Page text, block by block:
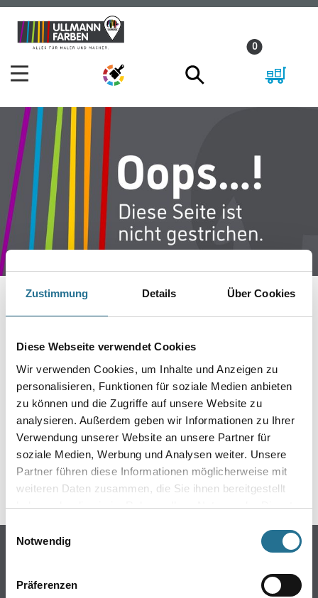
Zustimmung Details Über Cookies
Diese Webseite verwendet Cookies
Wir verwenden Cookies, um Inhalte und Anzeigen zu
personalisieren, Funktionen für soziale Medien anbieten
zu können und die Zugriffe auf unsere Website zu
analysieren. Außerdem geben wir Informationen zu Ihrer
Verwendung unserer Website an unsere Partner für
soziale Medien, Werbung und Analysen weiter. Unsere
Partner führen diese Informationen möglicherweise mit
weiteren Daten zusammen, die Sie ihnen bereitgestellt
haben oder die sie im Rahmen Ihrer Nutzung der Dienste
Einwilligungsauswahl
Notwendig
Präferenzen
Zum
Inhalt
Zum
Navigationsmenü
0
IST AUFGETRETEN
Keine Sorge, wir pinseln schon an der Lösung und
werden das Problem so schnell wie möglich beheben.
Erkunden Sie in der Zwischenzeit unseren Online-Shop
und lassen Sie sich inspirieren.
ZURÜCK ZUM ONLINE-SHOP
Online-Shop